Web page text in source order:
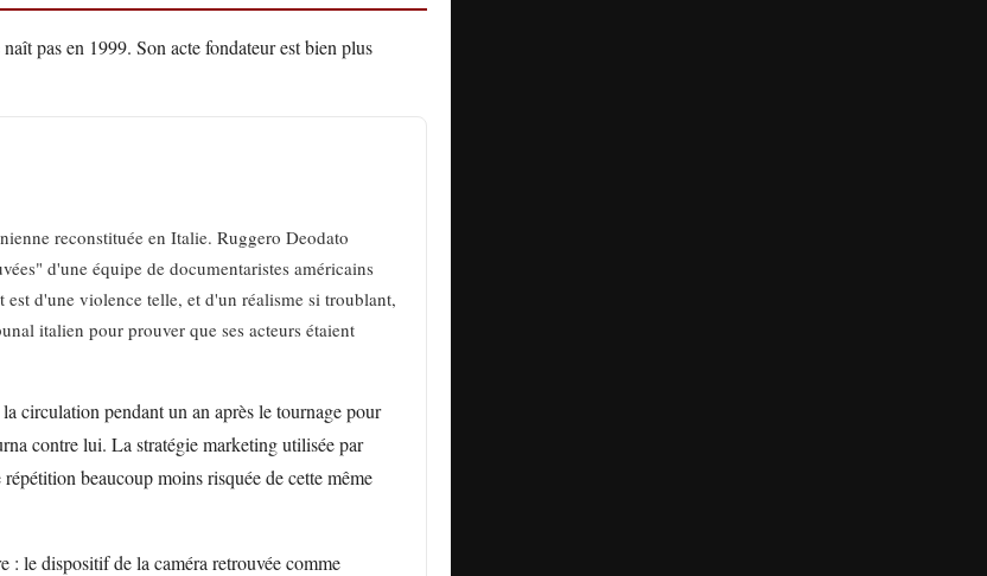
pas en 1999. Son acte fondateur est bien plus
reconstituée en Italie. Ruggero Deodato
d'une équipe de documentaristes américains
d'une violence telle, et d'un réalisme si troublant,
italien pour prouver que ses acteurs étaient
circulation pendant un an après le tournage pour
contre lui. La stratégie marketing utilisée par
beaucoup moins risquée de cette même
: le dispositif de la caméra retrouvée comme